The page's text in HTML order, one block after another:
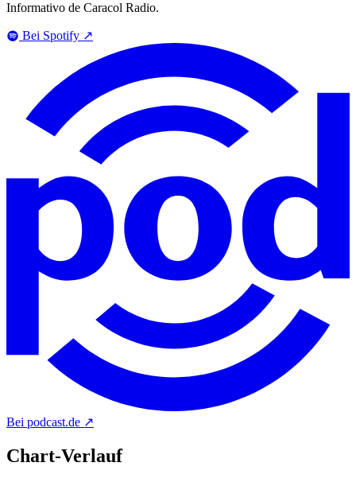
Informativo de Caracol Radio.
Bei Spotify ↗
Bei podcast.de ↗
Chart-Verlauf